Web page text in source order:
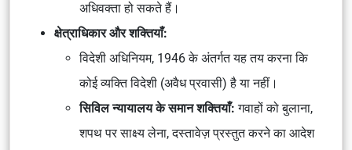
अधिवक्ता हो सकते हैं।
क्षेत्राधिकार और शक्तियाँ:
विदेशी अधिनियम, 1946 के अंतर्गत यह तय करना कि
कोई व्यक्ति विदेशी (अवैध प्रवासी) है या नहीं।
सिविल न्यायालय के समान शक्तियाँ: गवाहों को बुलाना,
शपथ पर साक्ष्य लेना, दस्तावेज़ प्रस्तुत करने का आदेश